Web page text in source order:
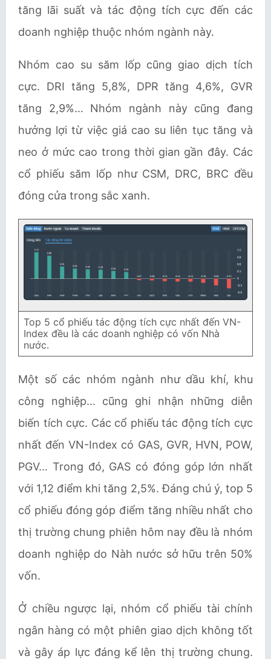
tăng lãi suất và tác động tích cực đến các
doanh nghiệp thuộc nhóm ngành này.
Nhóm cao su săm lốp cũng giao dịch tích
cực. DRI tăng 5,8%, DPR tăng 4,6%, GVR
tăng 2,9%… Nhóm ngành này cũng đang
hưởng lợi từ việc giá cao su liên tục tăng và
neo ở mức cao trong thời gian gần đây. Các
cổ phiếu săm lốp như CSM, DRC, BRC đều
đóng cửa trong sắc xanh.
Top 5 cổ phiếu tác động tích cực nhất đến VN-
Index đều là các doanh nghiệp có vốn Nhà
nước.
Một số các nhóm ngành như dầu khí, khu
công nghiệp… cũng ghi nhận những diễn
biến tích cực. Các cổ phiếu tác động tích cực
nhất đến VN-Index có GAS, GVR, HVN, POW,
PGV… Trong đó, GAS có đóng góp lớn nhất
với 1,12 điểm khi tăng 2,5%. Đáng chú ý, top 5
cổ phiếu đóng góp điểm tăng nhiều nhất cho
thị trường chung phiên hôm nay đều là nhóm
doanh nghiệp do Nàh nước sở hữu trên 50%
vốn.
Ở chiều ngược lại, nhóm cổ phiếu tài chính
ngân hàng có một phiên giao dịch không tốt
và gây áp lực đáng kể lên thị trường chung.